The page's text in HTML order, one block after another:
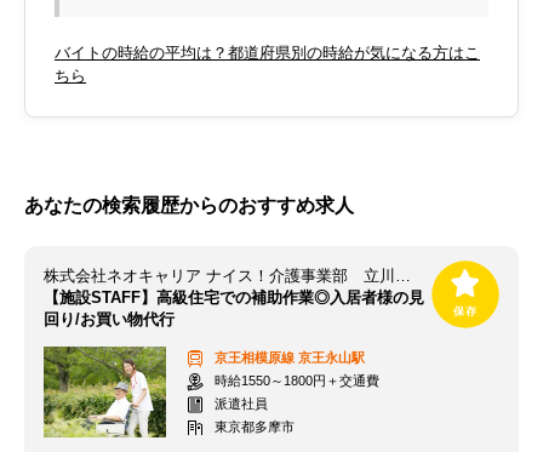
バイトの時給の平均は？都道府県別の時給が気になる方はこ
ちら
あなたの検索履歴からのおすすめ求人
【施設STAFF】高級住宅での補助作業◎入居者様の見
回り/お買い物代行
京王相模原線 京王永山駅
時給1550～1800円＋交通費
派遣社員
東京都多摩市